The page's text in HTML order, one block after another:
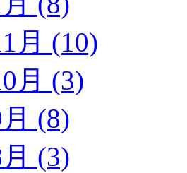
月 (10)
月 (3)
(8)
(3)